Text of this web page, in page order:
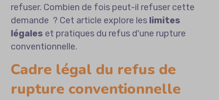
refuser. Combien de fois peut-il refuser cette
demande ? Cet article explore les limites
légales et pratiques du refus d'une rupture
conventionnelle.
Cadre légal du refus de
rupture conventionnelle